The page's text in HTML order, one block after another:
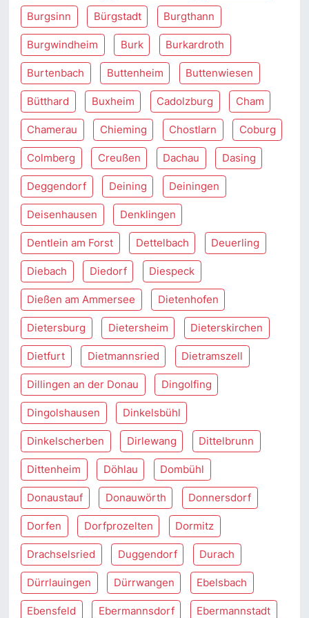
Burgsinn Bürgstadt Burgthann
Burgwindheim Burk Burkardroth
Burtenbach Buttenheim Buttenwiesen
Bütthard Buxheim Cadolzburg Cham
Chamerau Chieming Chostlarn Coburg
Colmberg Creußen Dachau Dasing
Deggendorf Deining Deiningen
Deisenhausen Denklingen
Dentlein am Forst Dettelbach Deuerling
Diebach Diedorf Diespeck
Dießen am Ammersee Dietenhofen
Dietersburg Dietersheim Dieterskirchen
Dietfurt Dietmannsried Dietramszell
Dillingen an der Donau Dingolfing
Dingolshausen Dinkelsbühl
Dinkelscherben Dirlewang Dittelbrunn
Dittenheim Döhlau Dombühl
Donaustauf Donauwörth Donnersdorf
Dorfen Dorfprozelten Dormitz
Drachselsried Duggendorf Durach
Dürrlauingen Dürrwangen Ebelsbach
Ebensfeld Ebermannsdorf Ebermannstadt